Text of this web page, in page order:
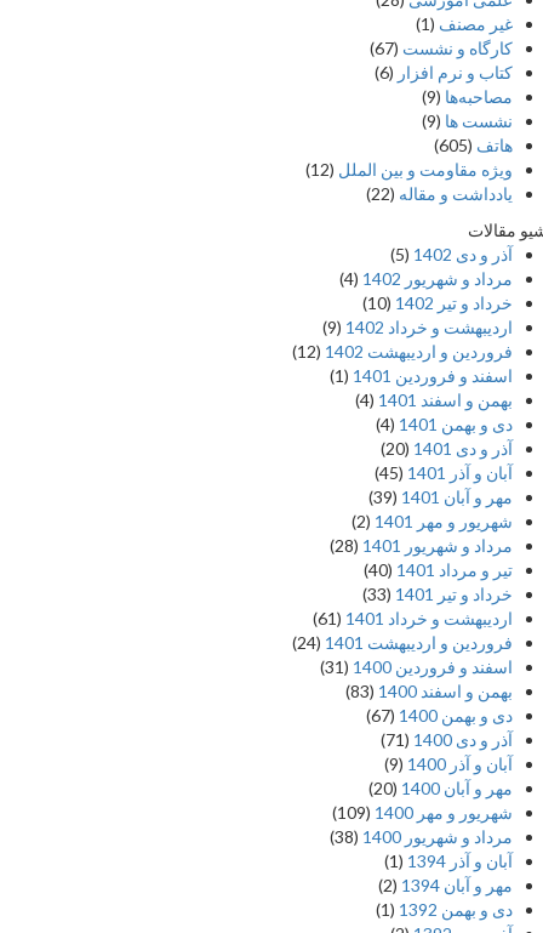
غير مصنف(1)
کارگاه و نشست(67)
کتاب و نرم افزار (6)
مصاحبه‌ها(9)
نشست ها (9)
هاتف(605)
ویژه مقاومت و بین الملل(12)
یادداشت‌ و مقاله(22)
مقالات
آذر و دی 1402
(5)
مرداد و شهریور 1402
(4)
خرداد و تیر 1402
(10)
اردیبهشت و خرداد 1402
(9)
فروردین و اردیبهشت 1402
(12)
اسفند و فروردین 1401
(1)
بهمن و اسفند 1401
(4)
دی و بهمن 1401
(4)
آذر و دی 1401
(20)
آبان و آذر 1401
(45)
مهر و آبان 1401
(39)
شهریور و مهر 1401
(2)
مرداد و شهریور 1401
(28)
تیر و مرداد 1401
(40)
خرداد و تیر 1401
(33)
اردیبهشت و خرداد 1401
(61)
فروردین و اردیبهشت 1401
(24)
اسفند و فروردین 1400
(31)
بهمن و اسفند 1400
(83)
دی و بهمن 1400
(67)
آذر و دی 1400
(71)
آبان و آذر 1400
(9)
مهر و آبان 1400
(20)
شهریور و مهر 1400
(109)
مرداد و شهریور 1400
(38)
آبان و آذر 1394
(1)
مهر و آبان 1394
(2)
دی و بهمن 1392
(1)